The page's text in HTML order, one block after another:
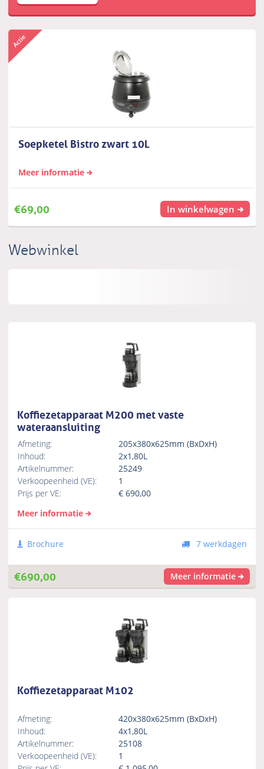
Soepketel Bistro zwart 10L
Meer informatie
€69,00 In winkelwagen
Webwinkel
Koffiezetapparaat M200 met vaste
wateraansluiting
Afmeting:
205x380x625mm (BxDxH)
Inhoud:
2x1,80L
Artikelnummer:
25249
Verkoopeenheid (VE):
1
Prijs per VE:
€690,00
Meer informatie
Brochure 7 werkdagen
€690,00 Meer informatie
Koffiezetapparaat M102
Afmeting:
420x380x625mm (BxDxH)
Inhoud:
4x1,80L
Artikelnummer:
25108
Verkoopeenheid (VE):
1